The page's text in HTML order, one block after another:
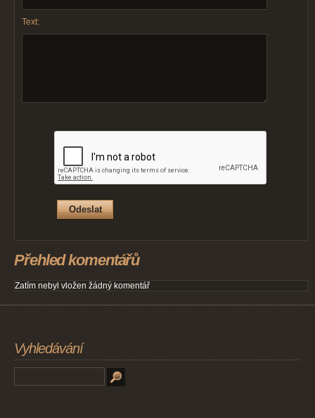
Text:
Přehled komentářů
Zatím nebyl vložen žádný komentář
Vyhledávání